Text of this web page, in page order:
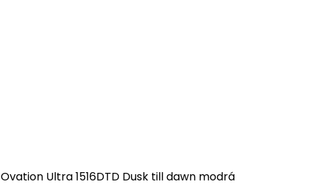
Ovation Ultra 1516DTD Dusk till dawn modrá